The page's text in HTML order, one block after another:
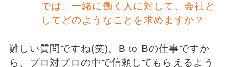
では、一緒に働く人に対して、会社と
してどのようなことを求めますか？
難しい質問ですね(笑)。B to Bの仕事ですか
ら、プロ対プロの中で信頼してもらえるよう